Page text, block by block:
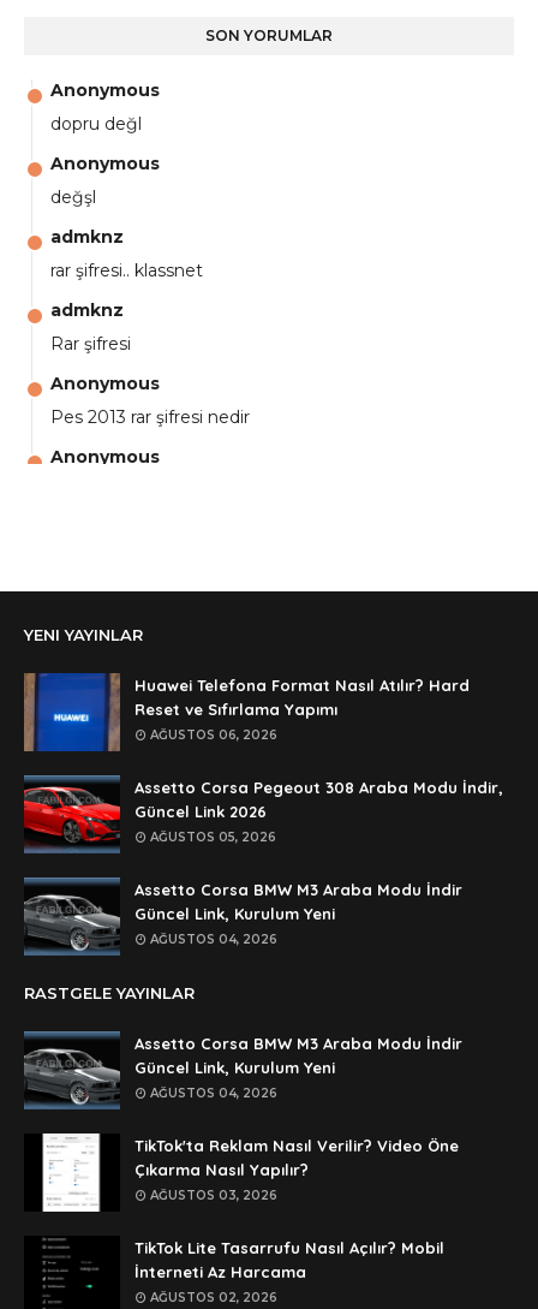
SON YORUMLAR
Anonymous
dopru değl
Anonymous
değşl
admknz
rar şifresi.. klassnet
admknz
Rar şifresi
Anonymous
Pes 2013 rar şifresi nedir
Anonymous
şifre ?
Anonymous
şifre ögrenebilirmiyim
Anonymous
🥰🥰🥰
Anonymous
dedezıplatan31 beğend👌
Anonymous
rar dosyasının şifresi nedir
Anonymous
lan şifre ne şifre
şifre ne
YENI YAYINLAR
Huawei Telefona Format Nasıl Atılır? Hard
Reset ve Sıfırlama Yapımı
AĞUSTOS 06, 2026
Assetto Corsa Pegeout 308 Araba Modu İndir,
Güncel Link 2026
AĞUSTOS 05, 2026
Assetto Corsa BMW M3 Araba Modu İndir
Güncel Link, Kurulum Yeni
AĞUSTOS 04, 2026
RASTGELE YAYINLAR
Assetto Corsa BMW M3 Araba Modu İndir
Güncel Link, Kurulum Yeni
AĞUSTOS 04, 2026
TikTok'ta Reklam Nasıl Verilir? Video Öne
Çıkarma Nasıl Yapılır?
AĞUSTOS 03, 2026
TikTok Lite Tasarrufu Nasıl Açılır? Mobil
İnterneti Az Harcama
AĞUSTOS 02, 2026